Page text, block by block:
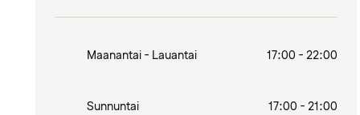
Maanantai - Lauantai 17:00 - 22:00
Sunnuntai 17:00 - 21:00